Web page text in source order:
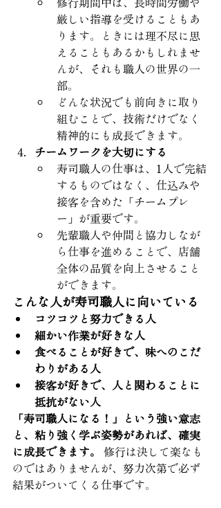
厳しい指導を受けることもあ
ります。ときには理不尽に思
えることもあるかもしれませ
んが、それも職人の世界の一
部。
どんな状況でも前向きに取り
組むことで、技術だけでなく
精神的にも成長できます。
チームワークを大切にする
寿司職人の仕事は、1人で完結
するものではなく、仕込みや
接客を含めた「チームプレ
ー」が重要です。
先輩職人や仲間と協力しなが
ら仕事を進めることで、店舗
全体の品質を向上させること
ができます。
こんな人が寿司職人に向いている
コツコツと努力できる人
細かい作業が好きな人
食べることが好きで、味へのこだ
わりがある人
接客が好きで、人と関わることに
抵抗がない人
「寿司職人になる！」という強い意志
と、粘り強く学ぶ姿勢があれば、確実
に成長できます。 修行は決して楽なも
のではありませんが、努力次第で必ず
結果がついてくる仕事です。